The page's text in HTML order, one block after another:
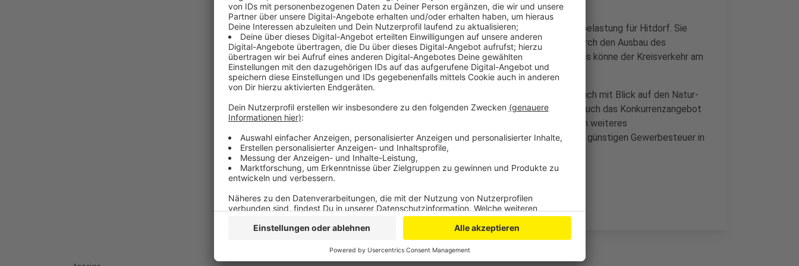
Die Stadtverwaltung befürchtet dadurch eine zu große Verkehrsbelastung für Hitdorf. Sie
geht davon aus, dass der Verkehr auf der Langenfelder Straße durch den Ausbau des
Gewerbegebiets um mehr als 20 Prozent zunehmen würde und das könne der Kreisverkehr am
Knotenpunkt Fahnenacker kaum tragen.
Bedenken äußert die Leverkusener Stadtverwaltung außerdem auch mit Blick auf den Natur-
und Artenschutz in dem Bereich. Ein weiterer Punkt könnte aber auch das Konkurrenzangebot
für Leverkusener Firmen sein. Mit neuen Gewerbeflächen käme ein weiteres
Attraktivitätsmerkmal für den Standort hinzu – neben der bereits günstigen Gewerbesteuer in
Monheim.
Anzeige